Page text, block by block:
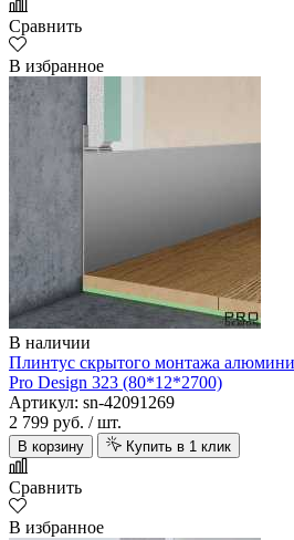
Сравнить
В избранное
В наличии
Плинтус скрытого монтажа
Pro Design 323 (80*12*2700)
Артикул: sn-42091269
2 799 руб. / шт.
В корзину Купить в 1 клик
Сравнить
В избранное